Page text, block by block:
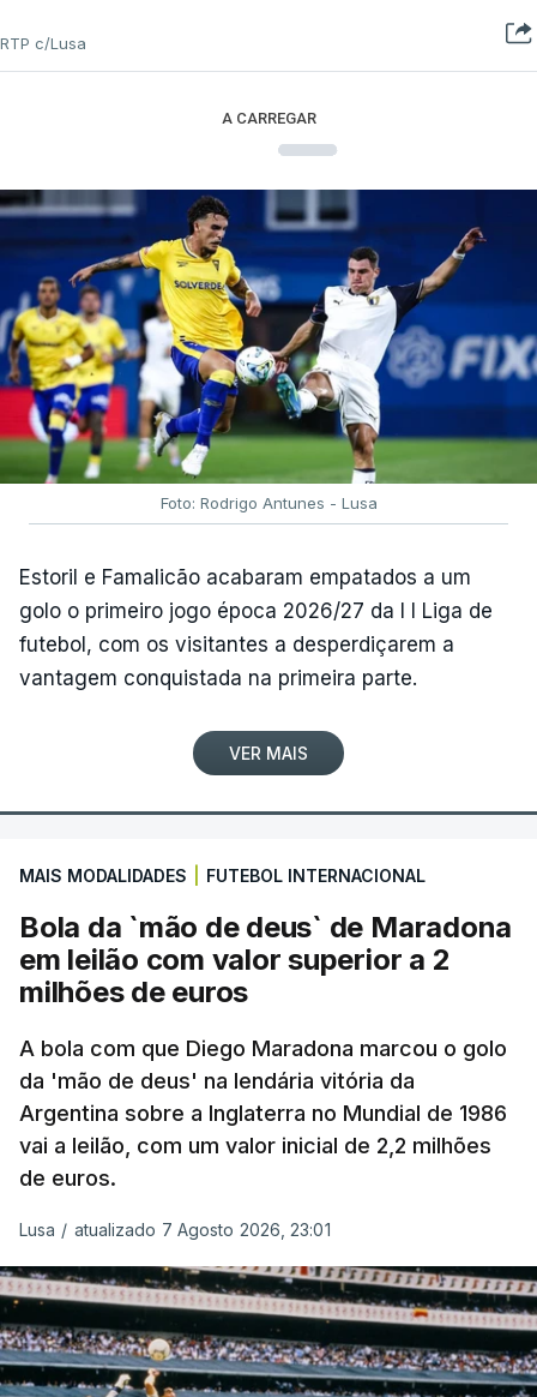
RTP c/Lusa
A CARREGAR
Foto: Rodrigo Antunes - Lusa
Estoril e Famalicão acabaram empatados a um
golo o primeiro jogo época 2026/27 da I I Liga de
futebol, com os visitantes a desperdiçarem a
vantagem conquistada na primeira parte.
VER MAIS
MAIS MODALIDADES FUTEBOL INTERNACIONAL
Bola da `mão de deus` de Maradona
em leilão com valor superior a 2
milhões de euros
A bola com que Diego Maradona marcou o golo
da 'mão de deus' na lendária vitória da
Argentina sobre a Inglaterra no Mundial de 1986
vai a leilão, com um valor inicial de 2,2 milhões
de euros.
Lusa / atualizado 7 Agosto 2026, 23:01